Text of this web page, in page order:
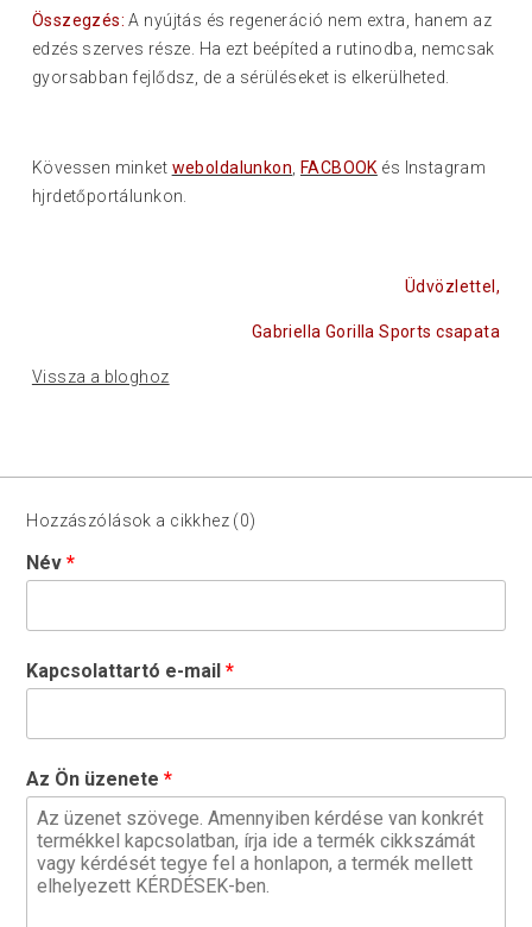
Összegzés: A nyújtás és regeneráció nem extra, hanem az
edzés szerves része. Ha ezt beépíted a rutinodba, nemcsak
gyorsabban fejlődsz, de a sérüléseket is elkerülheted.
Kövessen minket weboldalunkon FACBOOK és Instagram
hjrdetőportálunkon.
Üdvözlettel,
Gabriella Gorilla Sports csapata
Vissza a bloghoz
Hozzászólások a cikkhez (0)
Név
Kapcsolattartó e-mail
Az Ön üzenete